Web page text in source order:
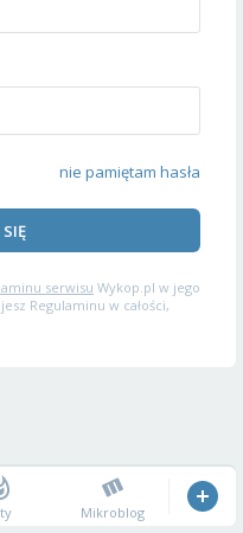
nie pamiętam hasła
serwisu Wykop.pl w jego
Regulaminu w całości,
Mikroblog